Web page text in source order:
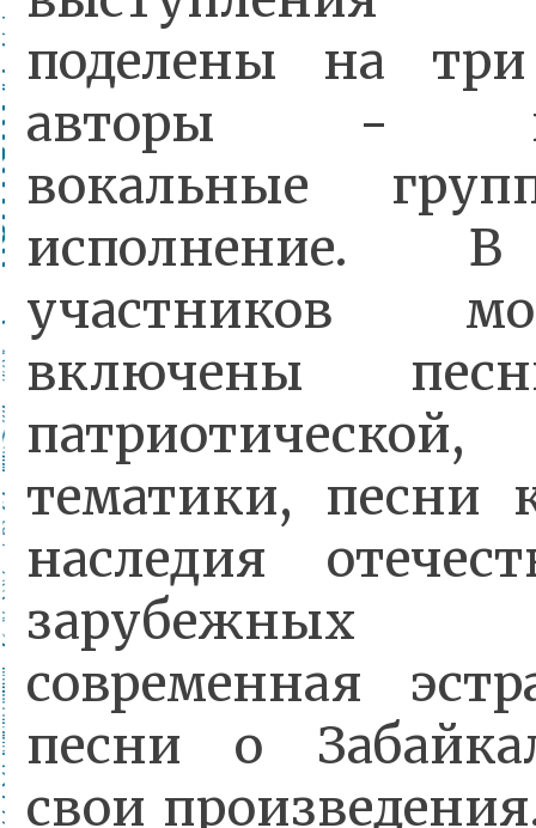
поделены на
авторы -
вокальные
исполнение. В
участников
включены
патриотической,
тематики, песни
наследия
зарубежных
современная
песни о
свои